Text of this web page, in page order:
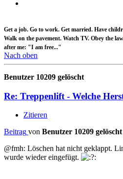
Get a job. Go to work. Get married. Have
Walk on the pavement. Watch TV. Obey the
after me: "I am free..."
Nach oben
Benutzer 10209 gelöscht
Re: Treppenlift - Welche
Zitieren
Beitrag von Benutzer 10209 gelöscht
@fmh: Löschen hat nicht geklappt.
wurde wieder eingefügt.